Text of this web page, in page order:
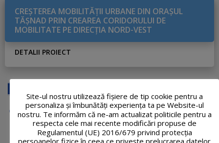
CREŞTEREA MOBILITĂŢII URBANE DIN ORAŞUL
TĂŞNAD PRIN CREAREA CORIDORULUI DE
MOBILITATE PE DIRECŢIA NORD-VEST
DETALII PROIECT
Site-ul nostru utilizează fişiere de tip cookie pentru a
personaliza și îmbunătăți experiența ta pe Website-ul
nostru. Te informăm că ne-am actualizat politicile pentru a
respecta cele mai recente modificări propuse de
Regulamentul (UE) 2016/679 privind protecția
persoanelor fizice în ceea ce privește prelucrarea datelor